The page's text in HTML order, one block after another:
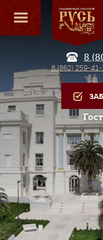
8
8 (862) 259-